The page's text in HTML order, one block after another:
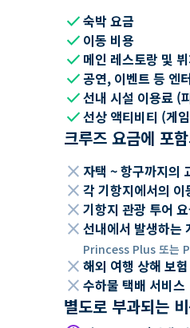
check숙박 요금
check 이동 비용
check 메인 레스토랑 및
check 공연, 이벤트 등 엔
check선내 시설 이용료 (
check선상 액티비티 (게
크루즈 요금에 포
close 자택 ~ 항구까지의
close 각 기항지에서의 이
close 기항지 관광 투어
close 선내에서 발생하는
Princess Plus 또는
close 해외 여행 상해 보험
close 수하물 택배 서비스
별도로 부과되는